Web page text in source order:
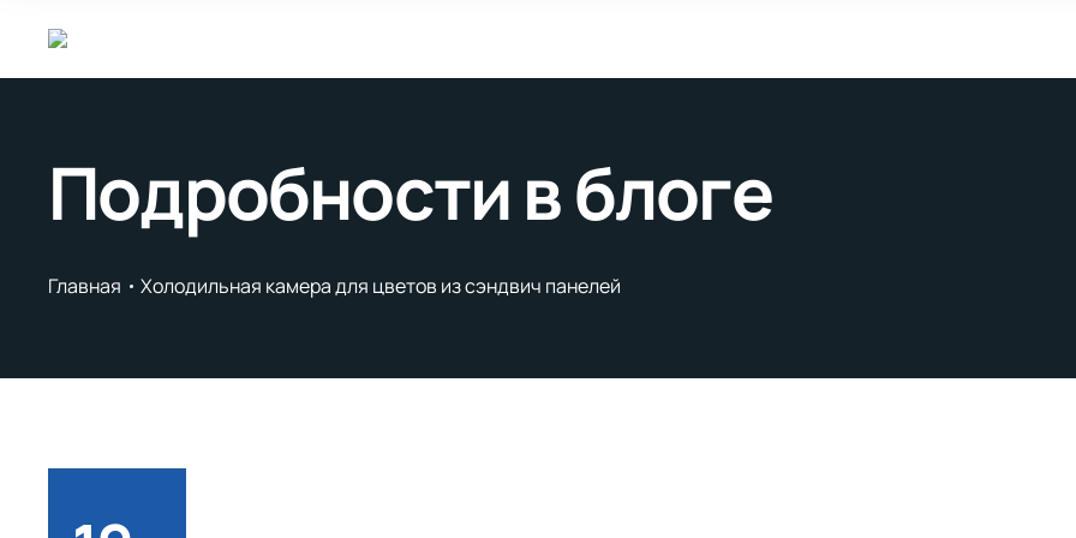
Подробности в блоге
Главная Холодильная камера для цветов из сэндвич панелей